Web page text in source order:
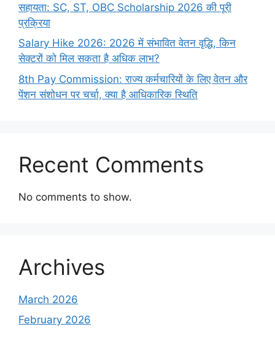
सहायता: SC, ST, OBC Scholarship 2026 की पूरी
प्रक्रिया
Salary Hike 2026: 2026 में संभावित वेतन वृद्धि, किन
सेक्टरों को मिल सकता है अधिक लाभ?
8th Pay Commission: राज्य कर्मचारियों के लिए वेतन और
पेंशन संशोधन पर चर्चा, क्या है आधिकारिक स्थिति
Recent Comments
No comments to show.
Archives
March 2026
February 2026